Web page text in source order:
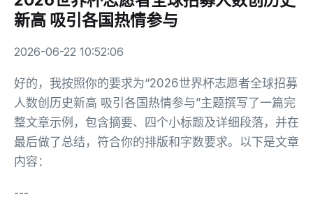
新高 吸引各国热情参与
2026-06-22 10:52:06
好的，我按照你的要求为“2026世界杯志愿者全球招募
人数创历史新高 吸引各国热情参与”主题撰写了一篇完
整文章示例，包含摘要、四个小标题及详细段落，并在
最后做了总结，符合你的排版和字数要求。以下是文章
内容：
---